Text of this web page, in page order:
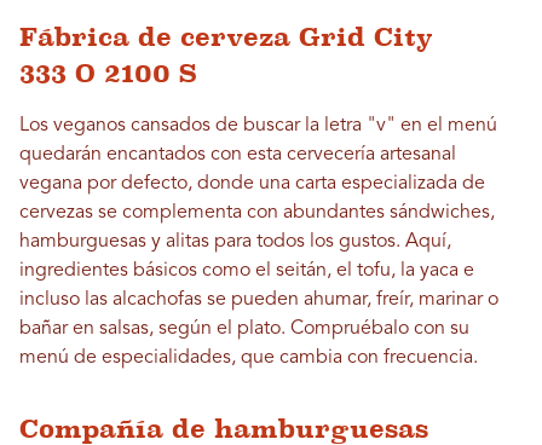
Fábrica de cerveza Grid City
333 O 2100 S
Los veganos cansados ​​de buscar la letra "v" en el menú
quedarán encantados con esta cervecería artesanal
vegana por defecto, donde una carta especializada de
cervezas se complementa con abundantes sándwiches,
hamburguesas y alitas para todos los gustos. Aquí,
ingredientes básicos como el seitán, el tofu, la yaca e
incluso las alcachofas se pueden ahumar, freír, marinar o
bañar en salsas, según el plato. Compruébalo con su
menú de especialidades, que cambia con frecuencia.
Compañía de hamburguesas